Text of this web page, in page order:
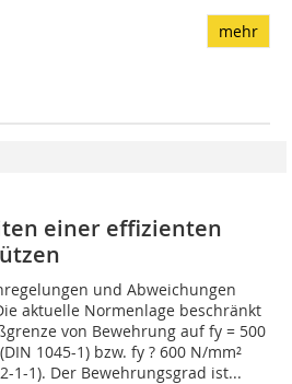
mehr
einer effizienten
und Abweichungen
aktuelle Normenlage beschränkt
von Bewehrung auf fy = 500
1045-1) bzw. fy ? 600 N/mm²
1-1). Der Bewehrungsgrad ist...